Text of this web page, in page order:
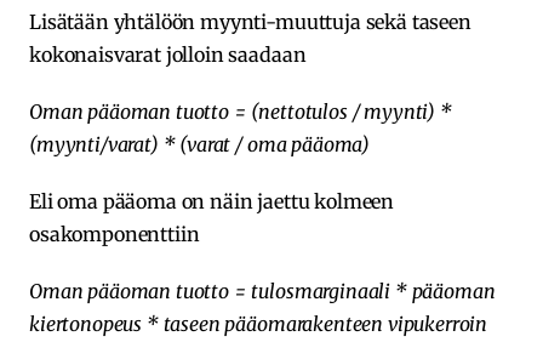
Lisätään yhtälöön myynti-muuttuja sekä taseen
kokonaisvarat jolloin saadaan
Oman pääoman tuotto = (nettotulos / myynti) *
(myynti/varat) * (varat / oma pääoma)
Eli oma pääoma on näin jaettu kolmeen
osakomponenttiin
Oman pääoman tuotto = tulosmarginaali * pääoman
kiertonopeus * taseen pääomarakenteen vipukerroin